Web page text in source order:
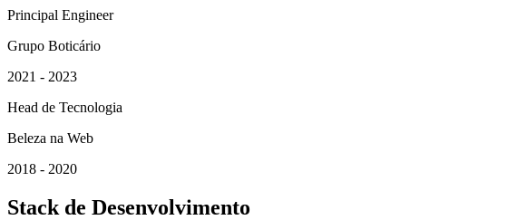
Principal Engineer
Grupo Boticário
2021 - 2023
Head de Tecnologia
Beleza na Web
2018 - 2020
Stack de Desenvolvimento